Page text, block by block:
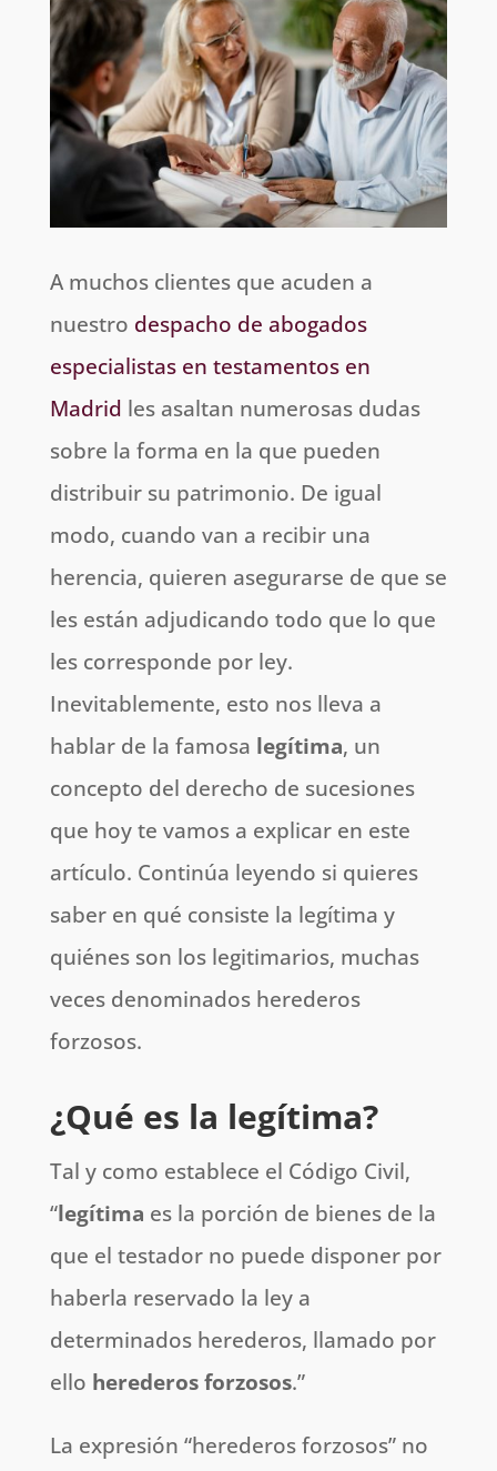
A muchos clientes que acuden a
nuestro despacho de abogados
especialistas en testamentos en
Madrid les asaltan numerosas dudas
sobre la forma en la que pueden
distribuir su patrimonio. De igual
modo, cuando van a recibir una
herencia, quieren asegurarse de que se
les están adjudicando todo que lo que
les corresponde por ley.
Inevitablemente, esto nos lleva a
hablar de la famosa legítima, un
concepto del derecho de sucesiones
que hoy te vamos a explicar en este
artículo. Continúa leyendo si quieres
saber en qué consiste la legítima y
quiénes son los legitimarios, muchas
veces denominados herederos
forzosos.
¿Qué es la legítima?
Tal y como establece el Código Civil,
“legítima es la porción de bienes de la
que el testador no puede disponer por
haberla reservado la ley a
determinados herederos, llamado por
ello herederos forzosos.”
La expresión “herederos forzosos” no